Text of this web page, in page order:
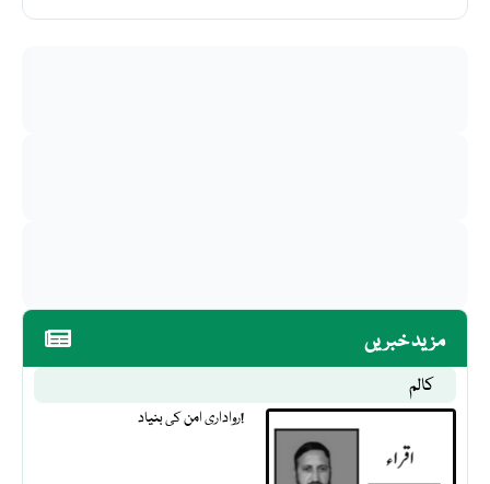
مزید خبریں
کالم
رواداری امن کی بنیاد!